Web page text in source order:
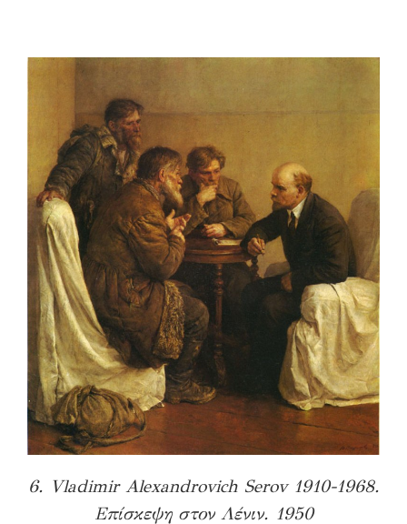
6. Vladimir Alexandrovich Serov 1910-1968.
Επίσκεψη στον Λένιν. 1950